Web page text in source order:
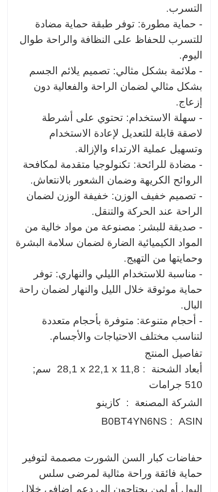
التسرب.
- حماية مطورة: توفر طبقة حماية مضادة
للتسرب للحفاظ على النظافة والراحة طوال
اليوم.
- ملائمة بشكل مثالي: تصميم يلائم الجسم
بشكل مثالي لضمان الراحة والفعالية دون
إزعاج.
- سهلة الاستخدام: تحتوي على أشرطة
لاصقة قابلة للتعديل لإعادة الاستخدام
وتسهيل عملية الارتداء والإزالة.
- مضادة للرائحة: تكنولوجيا متقدمة لمكافحة
الروائح الكريهة وضمان الشعور بالانتعاش.
- تصميم خفيف الوزن: خفيفة الوزن لضمان
الراحة عند الحركة والتنقل.
- صديقة للبشر: مصنوعة من مواد خالية من
المواد الكيميائية الضارة لضمان سلامة البشرة
وحمايتها من التهيج.
- مناسبة للاستخدام الليلي والنهاري: توفر
حماية موثوقة خلال الليل والنهار لضمان راحة
البال.
- أحجام متنوعة: متوفرة بأحجام متعددة
لتناسب مختلف الاحتياجات والأجسام.
تفاصيل المنتج
أبعاد الشحنة ‏ : ‎
28,1 x 22,1 x 11,8 سم;
510 جرامات
الشركة المصنعة ‏ : ‎
كازينو
ASIN ‏ : ‎
B0BT4YN6NS
حفاضات كبار السن الشورت مصممة لتوفير
حماية فائقة وراحة مثالية لمرضى سلس
البول أو لمن يحتاجون إلى دعم إضافي خلال